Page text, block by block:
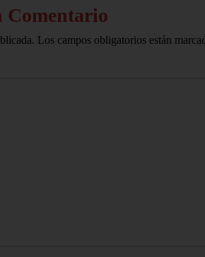
Comentario
Los campos obligatorios están